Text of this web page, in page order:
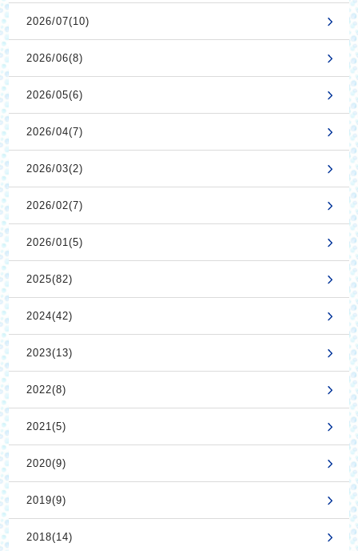
2026/07(10)
2026/06(8)
2026/05(6)
2026/04(7)
2026/03(2)
2026/02(7)
2026/01(5)
2025(82)
2024(42)
2023(13)
2022(8)
2021(5)
2020(9)
2019(9)
2018(14)